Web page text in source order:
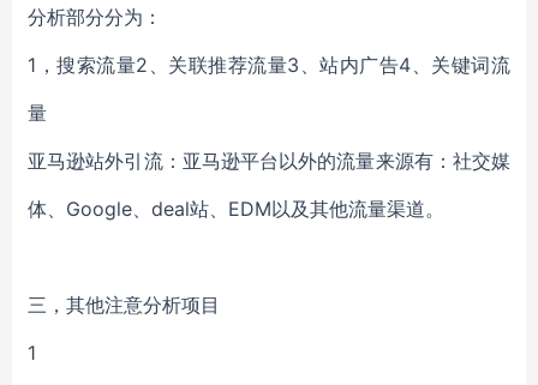
分析部分分为：
1，搜索流量2、关联推荐流量3、站内广告4、关键词流
量
亚马逊站外引流：亚马逊平台以外的流量来源有：社交媒
体、Google、deal站、EDM以及其他流量渠道。
三，其他注意分析项目
1